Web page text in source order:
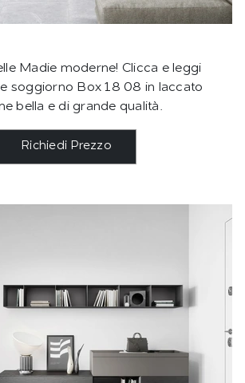
Madie moderne! Clicca e leggi
soggiorno Box 18 08 in laccato
bella e di grande qualità.
Richiedi Prezzo